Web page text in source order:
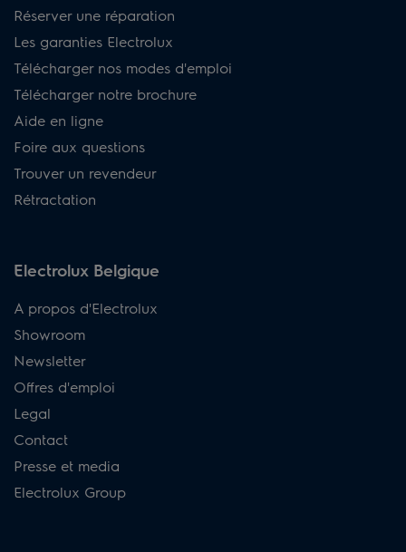
Réserver une réparation
Les garanties Electrolux
Télécharger nos modes d'emploi
Télécharger notre brochure
Aide en ligne
Foire aux questions
Trouver un revendeur
Rétractation
Electrolux Belgique
A propos d'Electrolux
Showroom
Newsletter
Offres d'emploi
Legal
Contact
Presse et media
Electrolux Group